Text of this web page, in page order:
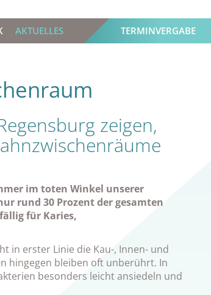
AKTUELLES TERMINVERGABE
zeigen,
im toten Winkel unserer
rund 30 Prozent der gesamten
für Karies,
in erster Linie die Kau-, Innen- und
hingegen bleiben oft unberührt. In
besonders leicht ansiedeln und